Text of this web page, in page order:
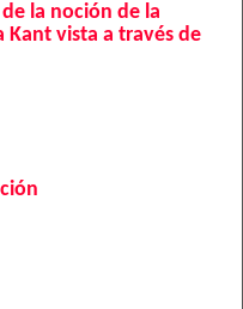
la noción de la
Kant vista a través de